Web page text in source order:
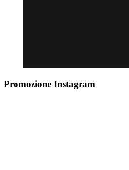
Promozione Instagram